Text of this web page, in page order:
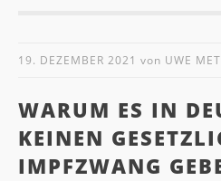
19. DEZEMBER 2021 von UWE
WARUM ES IN
KEINEN
IMPFZWANG